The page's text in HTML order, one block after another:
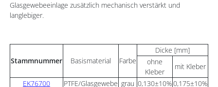
Glasgewebeeinlage zusätzlich mechanisch verstärkt und
langlebiger.
Stammnummer Basismaterial Farbe
Dicke [mm]
ohne
Kleber
mit Kleber
EK76700
PTFE/Glasgewebe grau 0,130±10%0,175±10%